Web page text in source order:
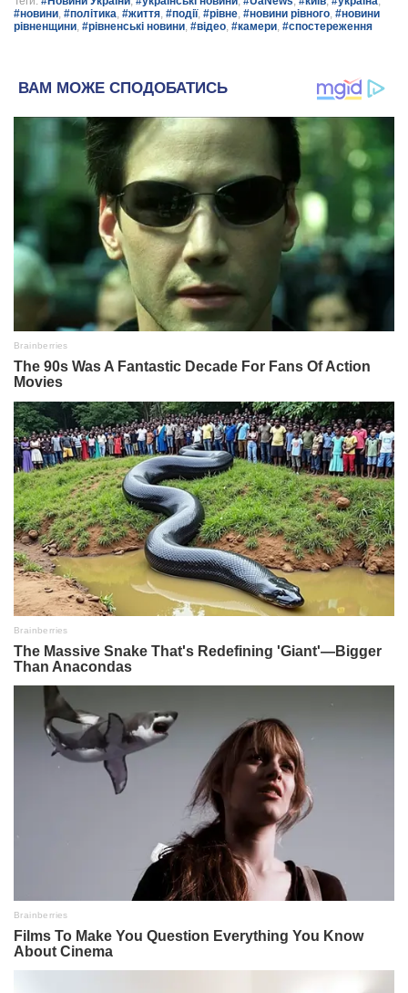
#новини, #політика, #життя, #події, #рівне, #новини рівного, #новини
рівненщини, #рівненські новини, #відео, #камери, #спостереження